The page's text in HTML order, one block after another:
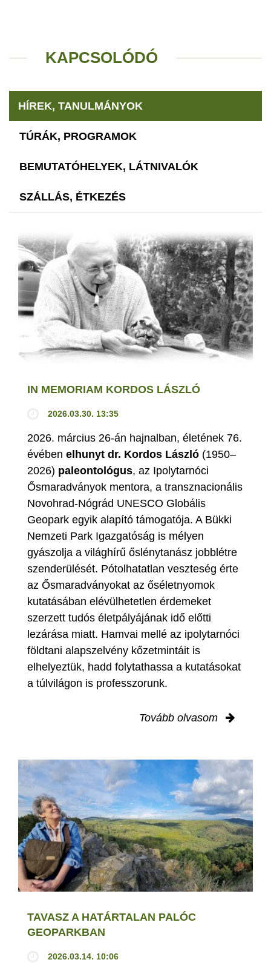
KAPCSOLÓDÓ
HÍREK, TANULMÁNYOK
TÚRÁK, PROGRAMOK
BEMUTATÓHELYEK, LÁTNIVALÓK
SZÁLLÁS, ÉTKEZÉS
IN MEMORIAM KORDOS LÁSZLÓ
2026.03.30. 13:35
2026. március 26-án hajnalban, életének 76.
évében elhunyt dr. Kordos László (1950–
2026) paleontológus, az Ipolytarnóci
Ősmaradványok mentora, a transznacionális
Novohrad-Nógrád UNESCO Globális
Geopark egyik alapító támogatója. A Bükki
Nemzeti Park Igazgatóság is mélyen
gyászolja a világhírű őslénytanász jobblétre
szenderülését. Pótolhatatlan veszteség érte
az Ősmaradványokat az őséletnyomok
kutatásában elévülhetetlen érdemeket
szerzett tudós életpályájának idő előtti
lezárása miatt. Hamvai mellé az ipolytarnóci
földtani alapszelvény kőzetmintáit is
elhelyeztük, hadd folytathassa a kutatásokat
a túlvilágon is professzorunk.
Tovább olvasom
TAVASZ A HATÁRTALAN PALÓC
GEOPARKBAN
2026.03.14. 10:06